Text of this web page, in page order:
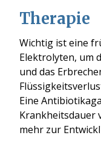
Therapie
Wichtig ist eine
Elektrolyten, um
und das
Eine
Krankheitsdauer
mehr zur